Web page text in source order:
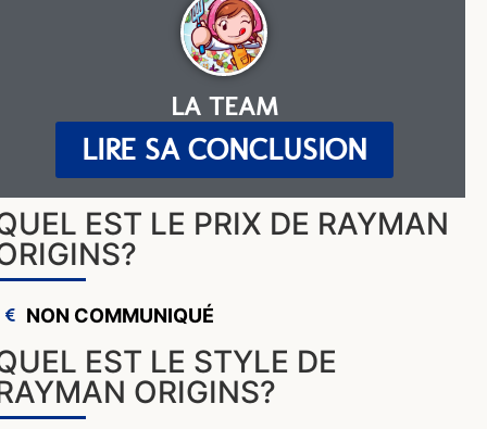
LA TEAM
LIRE SA CONCLUSION
EST LE PRIX DE RAYMAN
NON COMMUNIQUÉ
EST LE STYLE DE
ORIGINS?